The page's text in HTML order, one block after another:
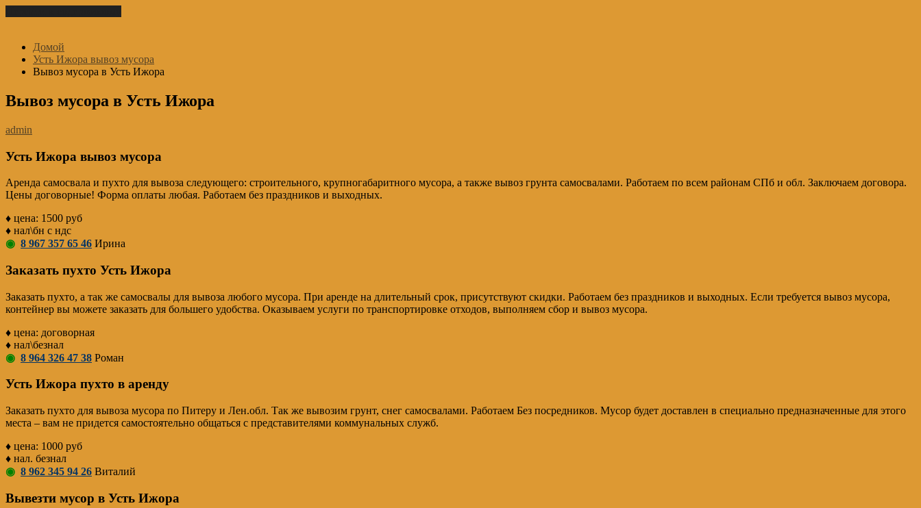
Домой
Усть Ижора вывоз мусора
Вывоз мусора в Усть Ижора
Вывоз мусора в Усть Ижора
admin
Усть Ижора вывоз мусора
Аренда самосвала и пухто для вывоза следующего: строительного, крупногабаритного мусора, а также вывоз грунта самосвалами. Работаем по всем районам СПб и обл. Заключаем договора.
Цены договорные! Форма оплаты любая. Работаем без праздников и выходных.
♦ цена: 1500 руб
♦ нал\бн с ндс
◉ 8 967 357 65 46 Ирина
Заказать пухто Усть Ижора
Заказать пухто, а так же самосвалы для вывоза любого мусора. При аренде на длительный срок, присутствуют скидки. Работаем без праздников и выходных. Если требуется вывоз мусора,
контейнер вы можете заказать для большего удобства. Оказываем услуги по транспортировке отходов, выполняем сбор и вывоз мусора.
♦ цена: договорная
♦ нал\безнал
◉ 8 964 326 47 38 Роман
Усть Ижора пухто в аренду
Заказать пухто для вывоза мусора по Питеру и Лен.обл. Так же вывозим грунт, снег самосвалами. Работаем Без посредников. Мусор будет доставлен в специально предназначенные для этого
места – вам не придется самостоятельно общаться с представителями коммунальных служб.
♦ цена: 1000 руб
♦ нал. безнал
◉ 8 962 345 94 26 Виталий
Вывезти мусор в Усть Ижора